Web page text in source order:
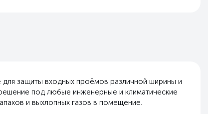
защиты входных проёмов различной ширины и
под любые инженерные и климатические
и выхлопных газов в помещение.